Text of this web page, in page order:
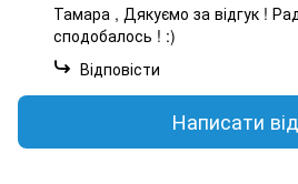
Тамара , Дякуємо за відгук !
сподобалось ! :)
Відповісти
Написати